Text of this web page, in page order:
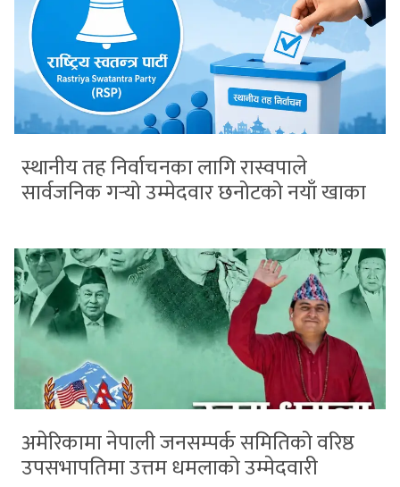
स्थानीय तह निर्वाचनका लागि रास्वपाले
सार्वजनिक गर्‍यो उम्मेदवार छनोटको नयाँ खाका
अमेरिकामा नेपाली जनसम्पर्क समितिको वरिष्ठ
उपसभापतिमा उत्तम धमलाको उम्मेदवारी